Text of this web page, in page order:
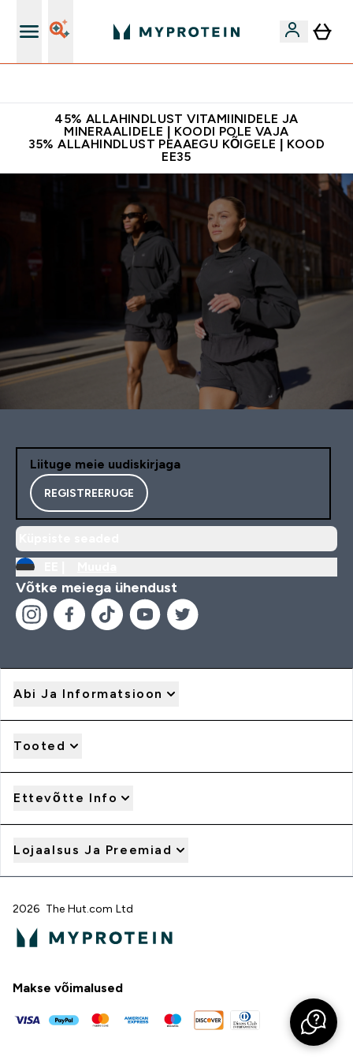
45% ALLAHINDLUST VITAMIINIDELE JA
MINERAALIDELE | KOODI POLE VAJA
35% ALLAHINDLUST PEAAEGU KÕIGELE | KOOD
EE35
Liituge meie uudiskirjaga
REGISTREERUGE
Võtke meiega ühendust
Abi Ja Informatsioon
Tooted
Ettevõtte Info
Lojaalsus Ja Preemiad
2026 The Hut.com Ltd
Makse võimalused